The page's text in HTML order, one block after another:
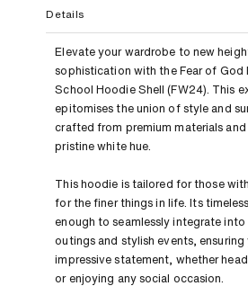
Details
Elevate your wardrobe to new
sophistication with the Fear of God
School Hoodie Shell (FW24). This
epitomises the union of style and
crafted from premium materials and
pristine white hue.
This hoodie is tailored for those
for the finer things in life. Its
enough to seamlessly integrate into
outings and stylish events, ensuring
impressive statement, whether
or enjoying any social occasion.